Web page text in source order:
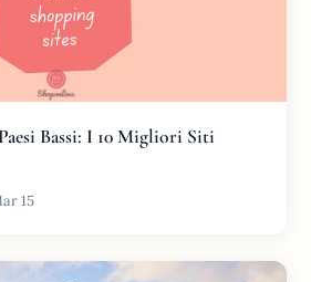
Bassi: I 10 Migliori Siti
15